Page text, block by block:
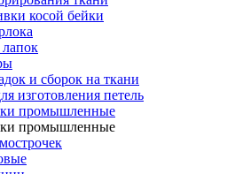
косой бейки
и сборок на ткани
изготовления петель
промышленные
промышленные